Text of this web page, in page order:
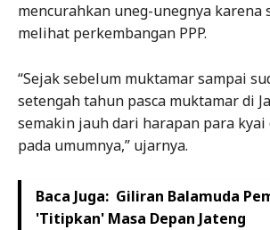
mencurahkan uneg-unegnya
melihat perkembangan PPP.
“Sejak sebelum muktamar sampai
setengah tahun pasca muktamar di
semakin jauh dari harapan para kyai
pada umumnya,” ujarnya.
Baca Juga: Giliran Balamuda
'Titipkan' Masa Depan Jateng